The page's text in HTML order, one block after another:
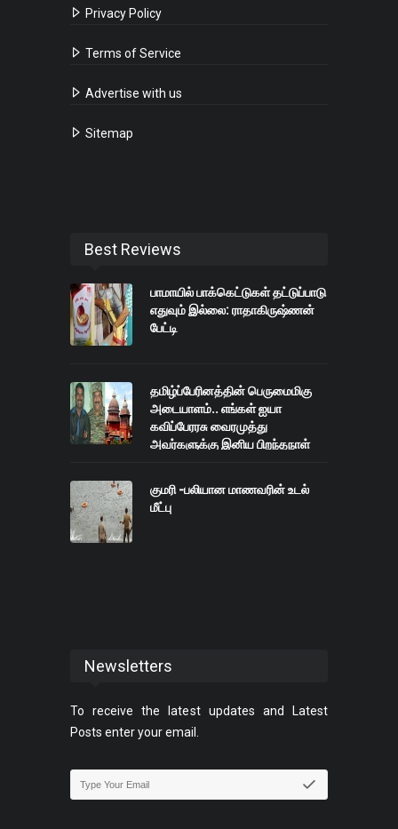
Privacy Policy
Terms of Service
Advertise with us
Sitemap
Best Reviews
பாமாயில் பாக்கெட்டுகள் தட்டுப்பாடு
எதுவும் இல்லை: ராதாகிருஷ்ணன்
பேட்டி
தமிழ்ப்பேரினத்தின் பெருமைமிகு
அடையாளம்.. எங்கள் ஐயா
கவிப்பேரரசு வைரமுத்து
அவர்களுக்கு இனிய பிறந்தநாள்
குமரி -பலியான மாணவரின் உடல்
மீட்பு
Newsletters
To receive the latest updates and Latest
Posts enter your email.